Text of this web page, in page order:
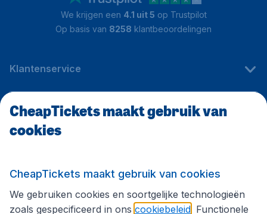
We krijgen een 4.1 uit 5 op Trustpilot
Op basis van 8258 klantbeoordelingen
Klantenservice
CheapTickets.be
Volg CheapTickets.be
CheapTickets maakt gebruik van
cookies
CheapTickets maakt gebruik van cookies
We gebruiken cookies en soortgelijke technologieën
zoals gespecificeerd in ons cookiebeleid . Functionele